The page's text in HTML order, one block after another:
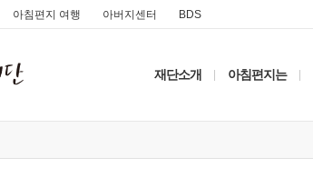
아침편지 여행 아버지센터 BDS
재단소개 아침편지는